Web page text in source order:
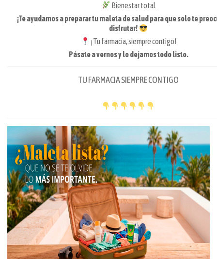
Bienestar total
¡Te ayudamos a preparar tu maleta de salud para que solo te
disfrutar!
¡Tu farmacia, siempre contigo!
Pásate a vernos y lo dejamos todo listo.
TU FARMACIA SIEMPRE CONTIGO